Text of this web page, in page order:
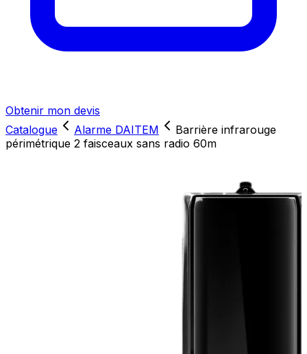
Obtenir mon devis
Catalogue
Alarme DAITEM
Barrière infrarouge
périmétrique 2 faisceaux sans radio 60m